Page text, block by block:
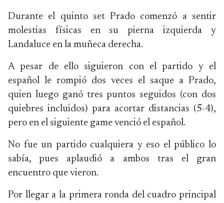
Durante el quinto set Prado comenzó a sentir
molestias físicas en su pierna izquierda y
Landaluce en la muñeca derecha.
A pesar de ello siguieron con el partido y el
español le rompió dos veces el saque a Prado,
quien luego ganó tres puntos seguidos (con dos
quiebres incluidos) para acortar distancias (5-4),
pero en el siguiente game venció el español.
No fue un partido cualquiera y eso el público lo
sabía, pues aplaudió a ambos tras el gran
encuentro que vieron.
Por llegar a la primera ronda del cuadro principal